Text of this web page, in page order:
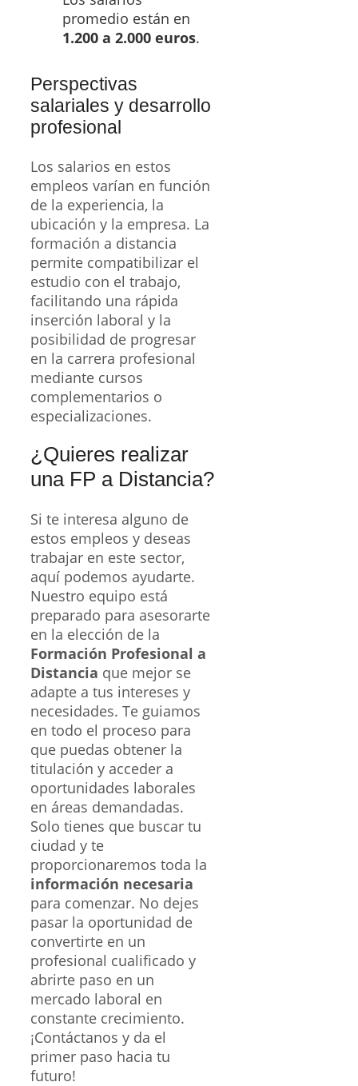
promedio están en
1.200 a 2.000 euros.
Perspectivas
salariales y desarrollo
profesional
Los salarios en estos
empleos varían en función
de la experiencia, la
ubicación y la empresa. La
formación a distancia
permite compatibilizar el
estudio con el trabajo,
facilitando una rápida
inserción laboral y la
posibilidad de progresar
en la carrera profesional
mediante cursos
complementarios o
especializaciones.
¿Quieres realizar
una FP a Distancia?
Si te interesa alguno de
estos empleos y deseas
trabajar en este sector,
aquí podemos ayudarte.
Nuestro equipo está
preparado para asesorarte
en la elección de la
Formación Profesional a
Distancia que mejor se
adapte a tus intereses y
necesidades. Te guiamos
en todo el proceso para
que puedas obtener la
titulación y acceder a
oportunidades laborales
en áreas demandadas.
Solo tienes que buscar tu
ciudad y te
proporcionaremos toda la
información necesaria
para comenzar. No dejes
pasar la oportunidad de
convertirte en un
profesional cualificado y
abrirte paso en un
mercado laboral en
constante crecimiento.
¡Contáctanos y da el
primer paso hacia tu
futuro!